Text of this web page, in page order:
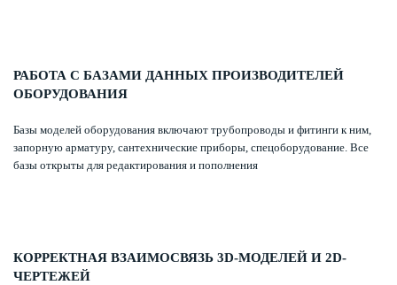
РАБОТА С БАЗАМИ ДАННЫХ ПРОИЗВОДИТЕЛЕЙ
ОБОРУДОВАНИЯ
Базы моделей оборудования включают трубопроводы и фитинги к ним,
запорную арматуру, сантехнические приборы, спецоборудование. Все
базы открыты для редактирования и пополнения
КОРРЕКТНАЯ ВЗАИМОСВЯЗЬ 3D-МОДЕЛЕЙ И 2D-
ЧЕРТЕЖЕЙ